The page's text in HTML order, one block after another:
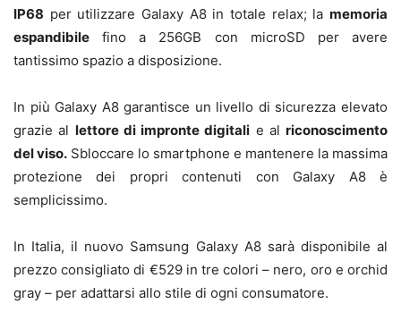
IP68 per utilizzare Galaxy A8 in totale relax; la memoria
espandibile fino a 256GB con microSD per avere
tantissimo spazio a disposizione.
In più Galaxy A8 garantisce un livello di sicurezza elevato
grazie al lettore di impronte digitali e al riconoscimento
del viso. Sbloccare lo smartphone e mantenere la massima
protezione dei propri contenuti con Galaxy A8 è
semplicissimo.
In Italia, il nuovo Samsung Galaxy A8 sarà disponibile al
prezzo consigliato di €529 in tre colori – nero, oro e orchid
gray – per adattarsi allo stile di ogni consumatore.